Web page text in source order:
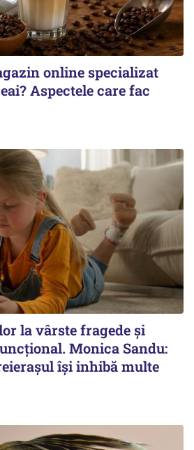
online specializat
Aspectele care fac
la vârste fragede și
Monica Sandu:
își inhibă multe